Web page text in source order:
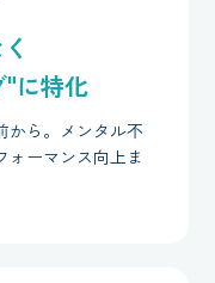
"に特化
から。メンタル不
ォーマンス向上ま